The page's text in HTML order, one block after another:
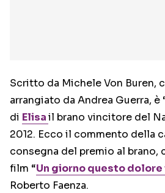
Scritto da Michele Von Buren,
arrangiato da Andrea Guerra,
di Elisail brano vincitore del
2012. Ecco il commento della
consegna del premio al brano,
film “Un giorno questo
Roberto Faenza.